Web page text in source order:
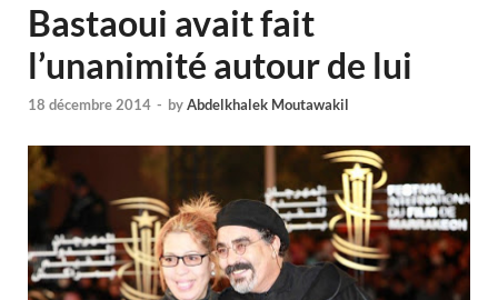
Bastaoui avait fait
l’unanimité autour de lui
18 décembre 2014 - byAbdelkhalek Moutawakil